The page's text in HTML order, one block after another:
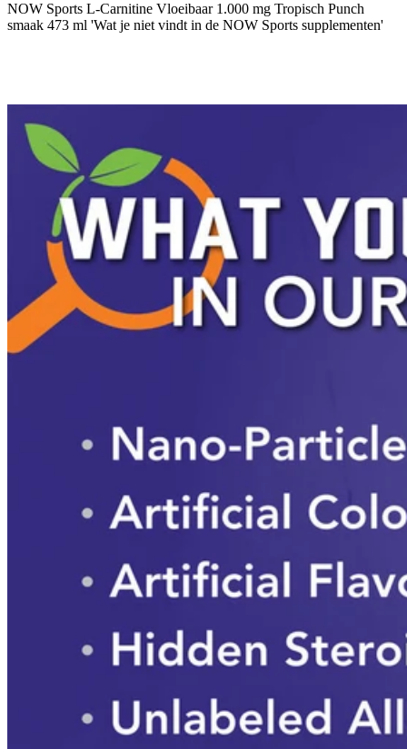
NOW Sports L-Carnitine Vloeibaar 1.000 mg Tropisch Punch
smaak 473 ml 'Wat je niet vindt in de NOW Sports supplementen'